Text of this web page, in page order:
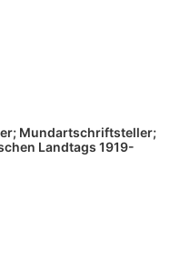
Mundartschriftsteller;
Landtags 1919-